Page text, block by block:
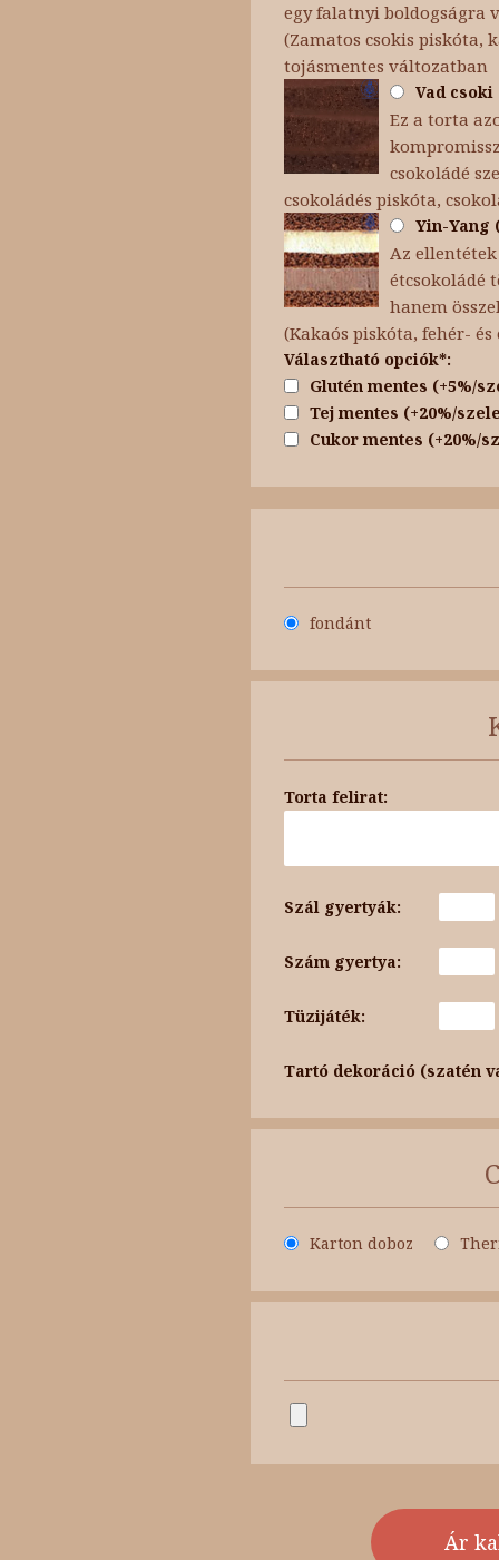
egy falatnyi boldogságra
(Zamatos csokis piskóta,
tojásmentes változatban
Vad csoki
Ez a torta
csokoládé
csokoládés piskóta,
Yin-Yang
Az
étcsokoládé
hanem
(Kakaós piskóta, fehér-
Választható opciók*:
Glutén mentes (+5%/
Tej mentes (+20%/
Cukor mentes (+20%/
fondánt
Torta felirat:
Szál gyertyák:
Szám gyertya:
Tüzijáték:
Tartó dekoráció (szatén
Karton doboz